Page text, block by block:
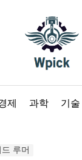
제 과학 기술
루머